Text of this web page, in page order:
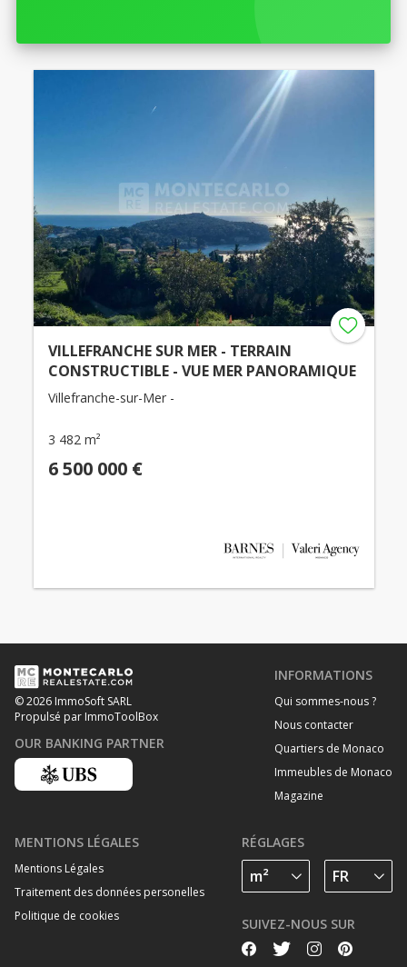
VILLEFRANCHE SUR MER - TERRAIN
CONSTRUCTIBLE - VUE MER PANORAMIQUE
Villefranche-sur-Mer -
3 482 m²
6 500 000 €
© 2026 ImmoSoft SARL
Propulsé par ImmoToolBox
OUR BANKING PARTNER
INFORMATIONS
Qui sommes-nous ?
Nous contacter
Quartiers de Monaco
Immeubles de Monaco
Magazine
MENTIONS LÉGALES
Mentions Légales
Traitement des données personelles
Politique de cookies
RÉGLAGES
SUIVEZ-NOUS SUR